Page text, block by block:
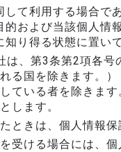
て利用する場合で
および当該個人
り得る状態に置い
は、第3条第2項各
る国を除きます。
ている者を除きま
します。
ときは、個人情報
受ける場合には、